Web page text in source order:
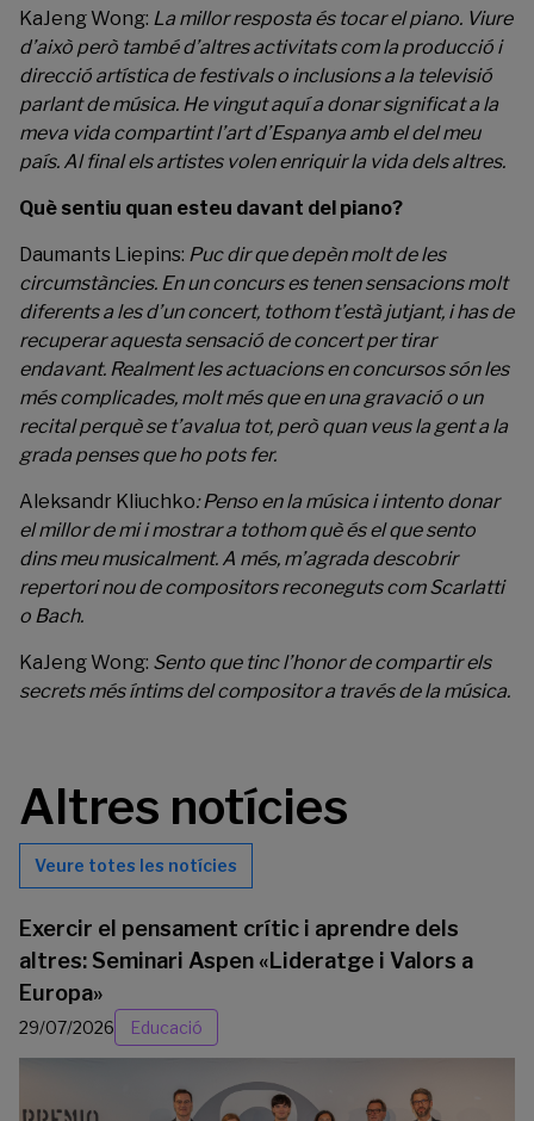
KaJeng Wong: La millor resposta és tocar el piano. Viure
d’això però també d’altres activitats com la producció i
direcció artística de festivals o inclusions a la televisió
parlant de música. He vingut aquí a donar significat a la
meva vida compartint l’art d’Espanya amb el del meu
país. Al final els artistes volen enriquir la vida dels altres.
Què sentiu quan esteu davant del piano?
Daumants Liepins: Puc dir que depèn molt de les
circumstàncies. En un concurs es tenen sensacions molt
diferents a les d’un concert, tothom t’està jutjant, i has de
recuperar aquesta sensació de concert per tirar
endavant. Realment les actuacions en concursos són les
més complicades, molt més que en una gravació o un
recital perquè se t’avalua tot, però quan veus la gent a la
grada penses que ho pots fer.
Aleksandr Kliuchko:Penso en la música i intento donar
el millor de mi i mostrar a tothom què és el que sento
dins meu musicalment. A més, m’agrada descobrir
repertori nou de compositors reconeguts com Scarlatti
o Bach.
KaJeng Wong: Sento que tinc l’honor de compartir els
secrets més íntims del compositor a través de la música.
Altres notícies
Veure totes les notícies
Exercir el pensament crític i aprendre dels
altres: Seminari Aspen «Lideratge i Valors a
Europa»
29/07/2026 Educació